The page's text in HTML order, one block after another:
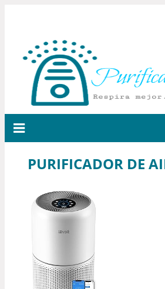
PURIFICADOR DE